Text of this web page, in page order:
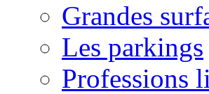
Grandes
Les parkings
Professions